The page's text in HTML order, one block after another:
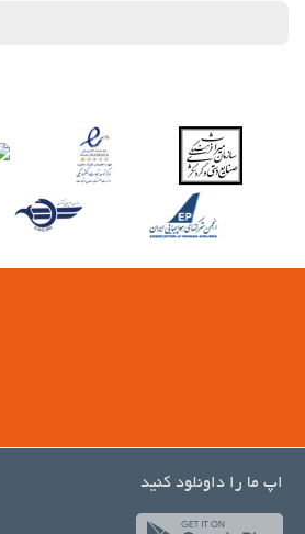
اپ ما را داونلود کنید